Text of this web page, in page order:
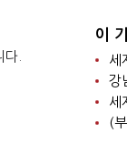
다.
이
세
강
세